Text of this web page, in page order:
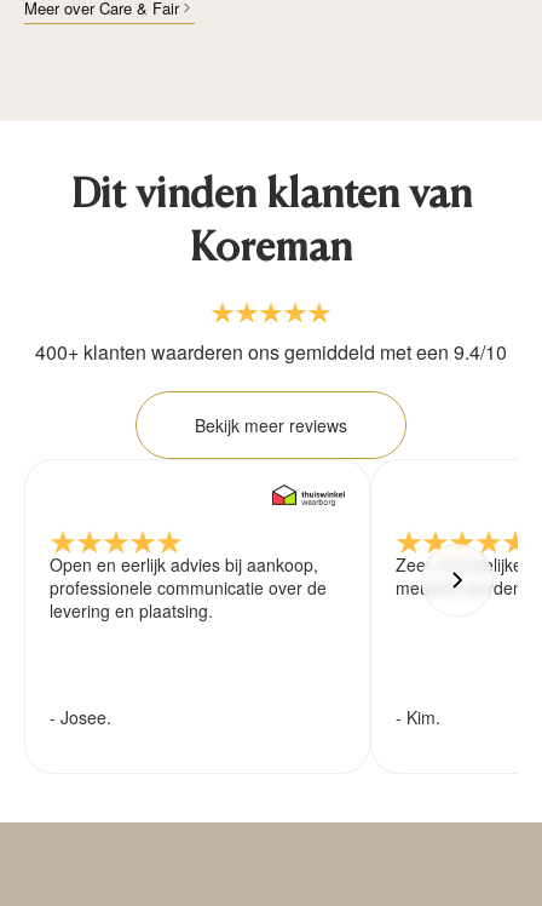
Meer over Care & Fair
Dit vinden klanten van
Koreman
400+ klanten waarderen ons gemiddeld met een 9.4/10
Bekijk meer reviews
Open en eerlijk advies bij aankoop,
professionele communicatie over de
levering en plaatsing.
- Josee.
Zeer vriendelijke
meubels worden
- Kim.